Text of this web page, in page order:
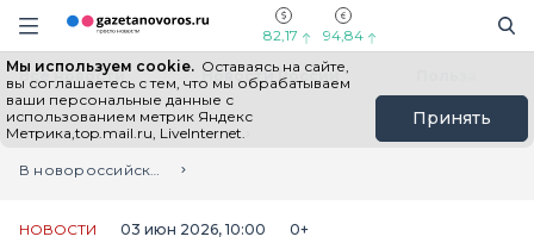
Информационный портал "ГазетаНоворос.ру"
Навигация сайта
82,17 94,84
Мы используем cookie. Оставаясь на сайте,
вы соглашаетесь с тем, что мы обрабатываем
ваши персональные данные с
использованием метрик Яндекс
Метрика,top.mail.ru, LiveInternet.
Принять
Все новости Новости России
Главная
Лента новостей
В новороссийской полиции перед летом произошли изменения: подробности
НОВОСТИ 03 июн 2026, 10:00 0+